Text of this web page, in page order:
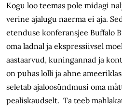
Kogu loo teemas pole midagi
verine ajalugu naerma ei aja.
etenduse konferansjee Buffalo
oma ladnal ja ekspressiivsel
aastaarvud, kuningannad ja
on puhas lolli ja ahne
seletab ajaloosündmusi oma
pealiskaudselt. Ta teeb